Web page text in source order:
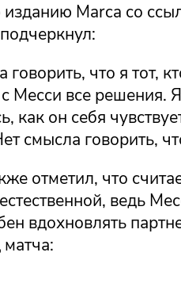
Marca со
говорить, что я тот,
Месси все решения.
как он себя
смысла говорить,
отметил, что
ведь
вдохновлять